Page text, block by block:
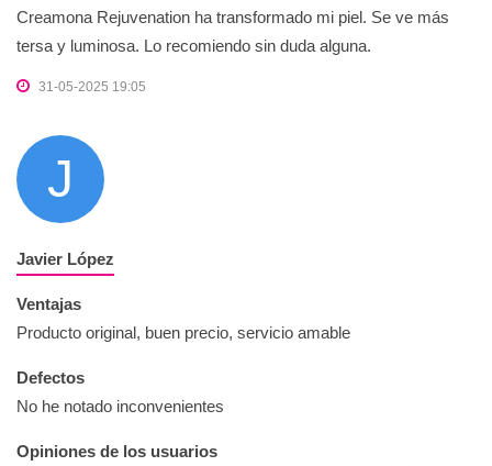
Creamona Rejuvenation ha transformado mi piel. Se ve más
tersa y luminosa. Lo recomiendo sin duda alguna.
31-05-2025 19:05
J
Javier López
Ventajas
Producto original, buen precio, servicio amable
Defectos
No he notado inconvenientes
Opiniones de los usuarios